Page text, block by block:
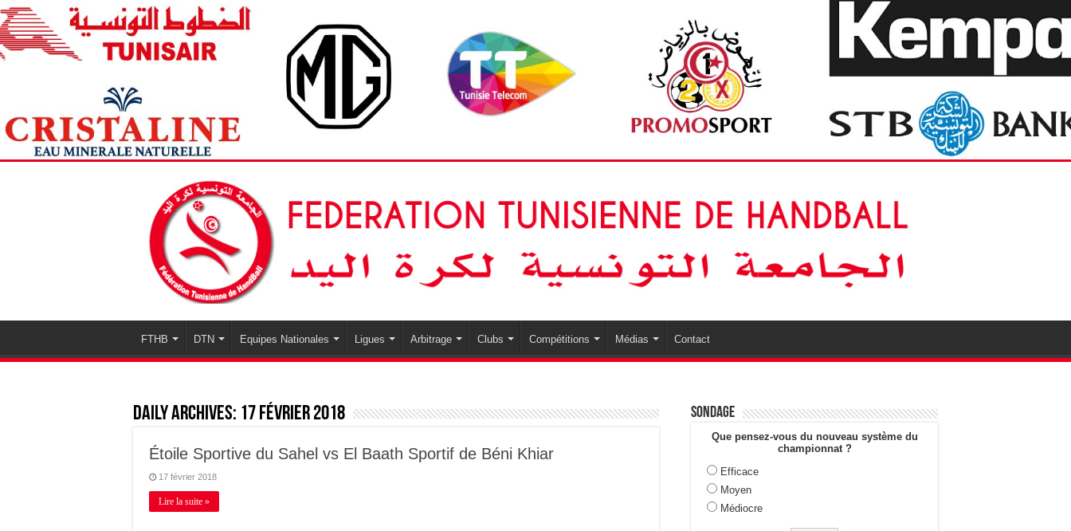
FTHB DTN Equipes Nationales Ligues Arbitrage Clubs Compétitions Médias Contact
Daily Archives: 17 février 2018
Étoile Sportive du Sahel vs El Baath Sportif de Béni Khiar
17 février 2018
Lire la suite »
Sondage
Que pensez-vous du nouveau système du
championnat ?
Efficace
Moyen
Médiocre